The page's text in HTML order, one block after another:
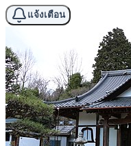
แจ้งเตือน